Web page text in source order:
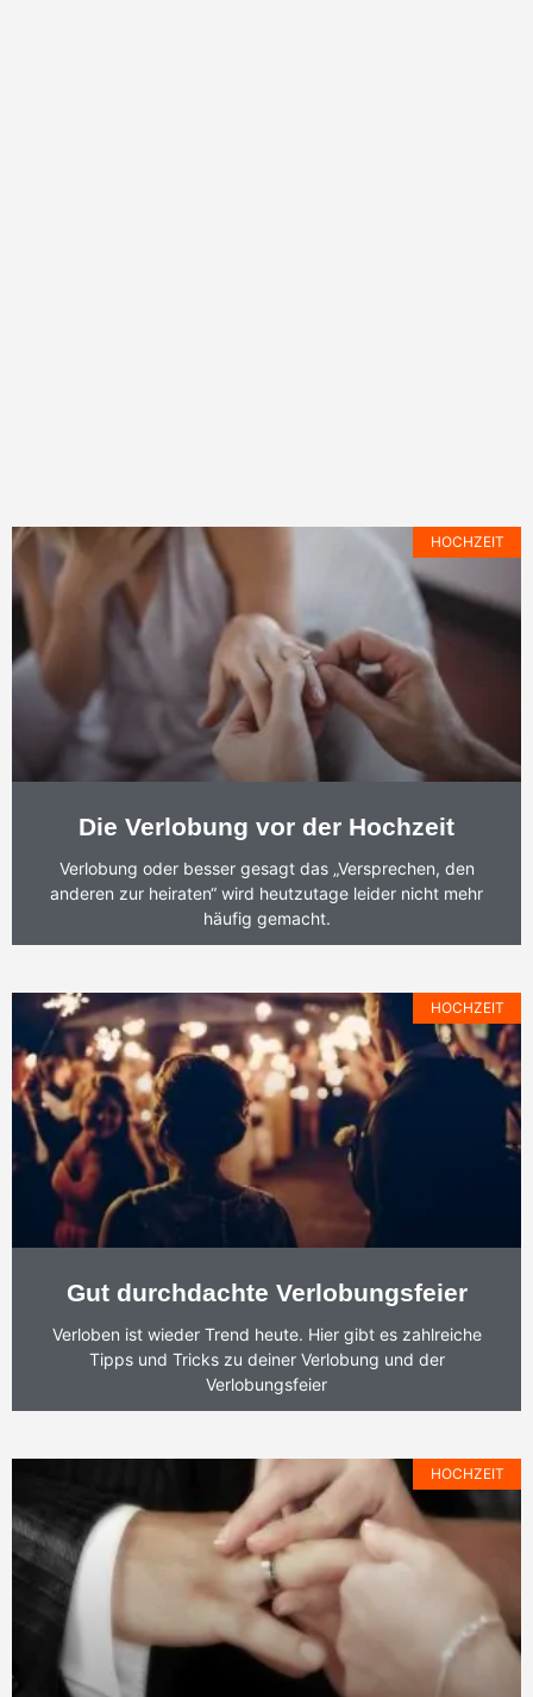
HOCHZEIT
Die Verlobung vor der Hochzeit
Verlobung oder besser gesagt das „Versprechen, den
anderen zur heiraten“ wird heutzutage leider nicht mehr
häufig gemacht.
HOCHZEIT
Gut durchdachte Verlobungsfeier
Verloben ist wieder Trend heute. Hier gibt es zahlreiche
Tipps und Tricks zu deiner Verlobung und der
Verlobungsfeier
HOCHZEIT